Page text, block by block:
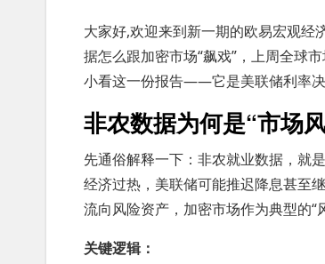
大家好,欢迎来到新一期的欧易宏观经
据怎么跟加密市场“飙戏”，上周全球
小看这一份报告——它是美联储利率决
非农数据为何是“市场
先通俗解释一下：非农就业数据，就
经济过热，美联储可能推迟降息甚至
流向风险资产，加密市场作为典型的“
关键逻辑：